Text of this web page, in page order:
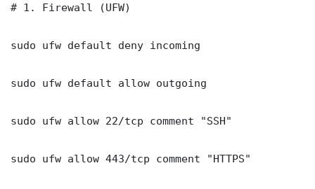
# 1. Firewall (UFW)
sudo ufw default deny incoming
sudo ufw default allow outgoing
sudo ufw allow 22/tcp comment "SSH"
sudo ufw allow 443/tcp comment "HTTPS"